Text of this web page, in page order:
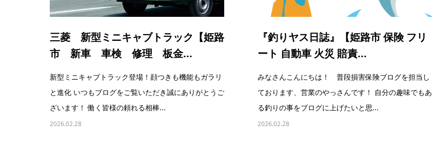
三菱 新型ミニキャブトラック【姫路
市 新車 車検 修理 板金...
新型ミニキャブトラック登場！顔つきも機能もガラリ
と進化 いつもブログをご覧いただき誠にありがとうご
ざいます！ 働く皆様の頼れる相棒...
2026.02.28
『釣りヤス日誌』【姫路市 保険 フリ
ート 自動車 火災 賠責...
みなさんこんにちは！ 普段損害保険ブログを担当し
ております、営業のやっさんです！ 自分の趣味でもあ
る釣りの事をブログに上げたいと思...
2026.02.28